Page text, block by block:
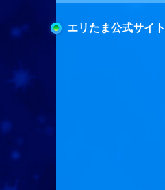
エリたま公式サイト